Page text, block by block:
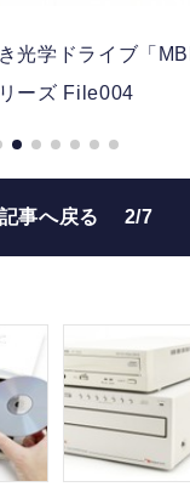
光学ドライブ「
ーズ File004
事へ戻る 2/7